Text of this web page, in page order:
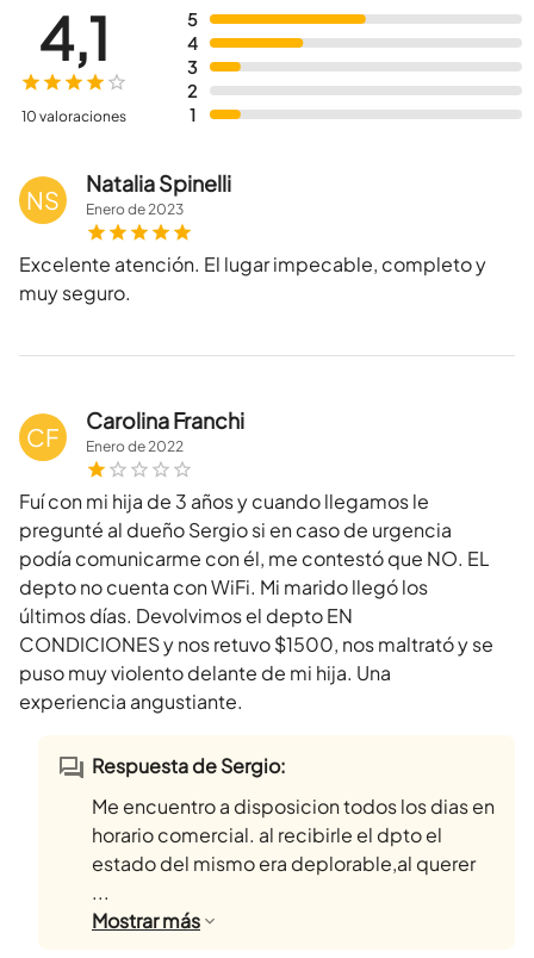
5
4
3
2
1
4,1
10 valoraciones
NS
Natalia Spinelli
Enerode2023
Excelente atención. El lugar impecable, completo y
muy seguro.
CF
Carolina Franchi
Enerode2022
Fuí con mi hija de 3 años y cuando llegamos le
pregunté al dueño Sergio si en caso de urgencia
podía comunicarme con él, me contestó que NO. EL
depto no cuenta con WiFi. Mi marido llegó los
últimos días. Devolvimos el depto EN
CONDICIONES y nos retuvo $1500, nos maltrató y se
puso muy violento delante de mi hija. Una
experiencia angustiante.
Respuesta de Sergio:
Me encuentro a disposicion todos los dias en
horario comercial. al recibirle el dpto el
estado del mismo era deplorable,al querer
...
Mostrarmás